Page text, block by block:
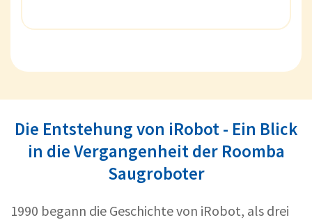
Die Entstehung von iRobot - Ein Blick
in die Vergangenheit der Roomba
Saugroboter
1990 begann die Geschichte von iRobot, als drei